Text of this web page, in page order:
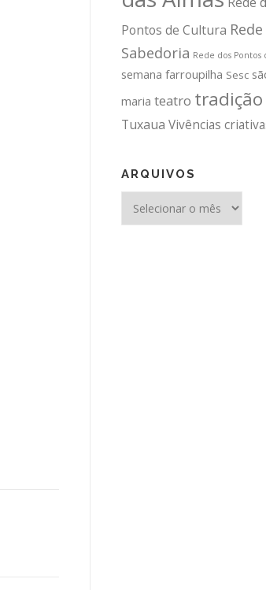
Pontos de Cultura
Sabedoria Rede dos Pontos
semana farroupilha Sesc
maria teatro
Tuxaua Vivências
ARQUIVOS